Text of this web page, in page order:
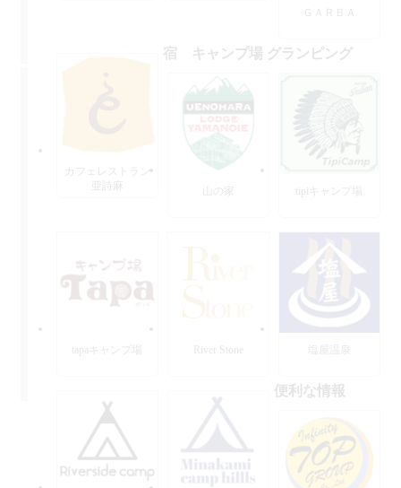
ＧＡＲＢＡ
カフェレストラン
亜詩麻
宿 キャンプ場 グランピング
山の家 tipiキャンプ場
tapaキャンプ場 River Stone 塩屋温泉
便利な情報